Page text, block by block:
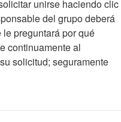
unirse haciendo clic
del grupo deberá
preguntará por qué
continuamente al
solicitud; seguramente